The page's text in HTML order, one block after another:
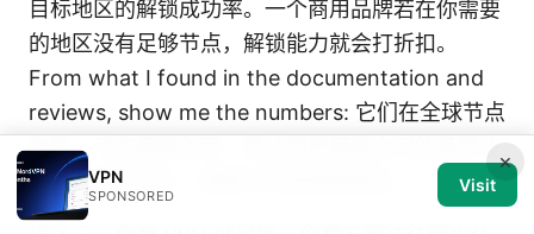
目标地区的解锁成功率。一个商用品牌若在你需要
的地区没有足够节点，解锁能力就会打折扣。
From what I found in the documentation and
reviews, show me the numbers: 它们在全球节点
数量、日志策略年审、默认加密等级之间的差异往
往用表格来对比，细看才知道谁更稳妥。
×
VPN
SPONSORED
Visit